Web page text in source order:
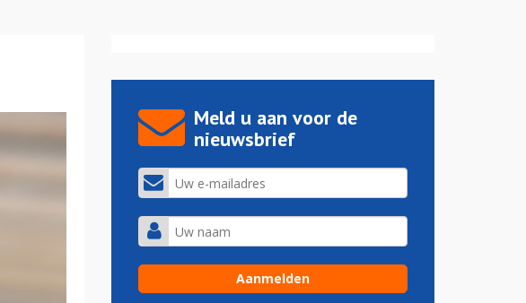
Meld u aan voor de
nieuwsbrief